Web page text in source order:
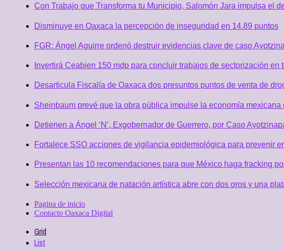
Con Trabajo que Transforma tu Municipio, Salomón Jara impulsa el
Disminuye en Oaxaca la percepción de inseguridad en 14.89 puntos
FGR: Ángel Aguirre ordenó destruir evidencias clave de caso
Invertirá Ceabien 150 mdp para concluir trabajos de sectorización
Desarticula Fiscalía de Oaxaca dos presuntos puntos de venta de
Sheinbaum prevé que la obra pública impulse la economía
Detienen a Ángel ‘N’, Exgobernador de Guerrero, por Caso
Fortalece SSO acciones de vigilancia epidemiológica para prevenir
Presentan las 10 recomendaciones para que México haga fracking
Selección mexicana de natación artística abre con dos oros y una
Pagina de inicio
Contacto Oaxaca Digital
Grid
List